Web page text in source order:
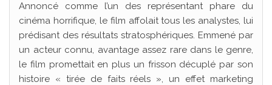
Annoncé comme l’un des représentant phare du
cinéma horrifique, le film affolait tous les analystes, lui
prédisant des résultats stratosphériques. Emmené par
un acteur connu, avantage assez rare dans le genre,
le film promettait en plus un frisson décuplé par son
histoire « tirée de faits réels », un effet marketing